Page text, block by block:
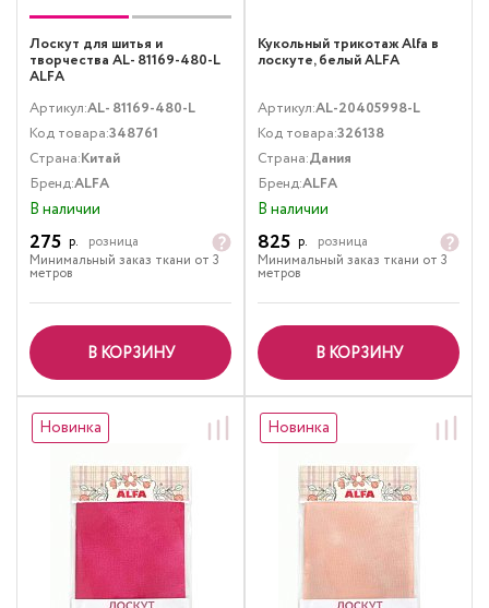
Лоскут для шитья и
творчества AL- 81169-480-L
ALFA
Артикул:AL- 81169-480-L
Код товара:348761
Страна:Китай
Бренд:ALFA
В наличии
275 р.
розница
Минимальный заказ ткани от 3
метров
В КОРЗИНУ
Кукольный трикотаж Alfa в
лоскуте, белый ALFA
Артикул:AL-20405998-L
Код товара:326138
Страна:Дания
Бренд:ALFA
В наличии
825 р.
розница
Минимальный заказ ткани от 3
метров
В КОРЗИНУ
Новинка Новинка